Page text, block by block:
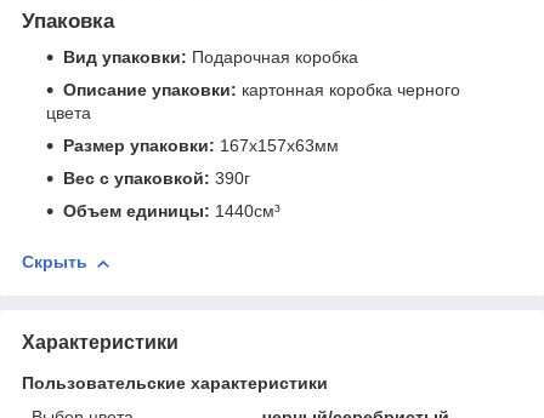
Упаковка
Вид упаковки: Подарочная коробка
Описание упаковки: картонная коробка черного
цвета
Размер упаковки: 167x157x63мм
Вес с упаковкой: 390г
Объем единицы: 1440см³
Скрыть
Характеристики
Пользовательские характеристики